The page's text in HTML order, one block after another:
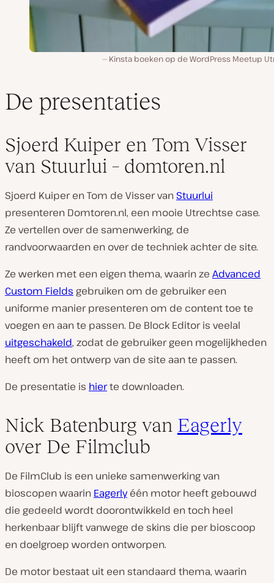
Kinsta boeken op de WordPress Meetup
De presentaties
Sjoerd Kuiper en Tom Visser
van Stuurlui – domtoren.nl
Sjoerd Kuiper en Tom de Visser van Stuurlui
presenteren Domtoren.nl, een mooie Utrechtse case.
Ze vertellen over de samenwerking, de
randvoorwaarden en over de techniek achter de site.
Ze werken met een eigen thema, waarin ze Advanced
Custom Fields gebruiken om de gebruiker een
uniforme manier presenteren om de content toe te
voegen en aan te passen. De Block Editor is veelal
uitgeschakeld, zodat de gebruiker geen mogelijkheden
heeft om het ontwerp van de site aan te passen.
De presentatie is hierte downloaden.
Nick Batenburg van Eagerly
over De Filmclub
De FilmClub is een unieke samenwerking van
bioscopen waarin Eagerlyéén motor heeft gebouwd
die gedeeld wordt doorontwikkeld en toch heel
herkenbaar blijft vanwege de skins die per bioscoop
en doelgroep worden ontworpen.
De motor bestaat uit een standaard thema, waarin